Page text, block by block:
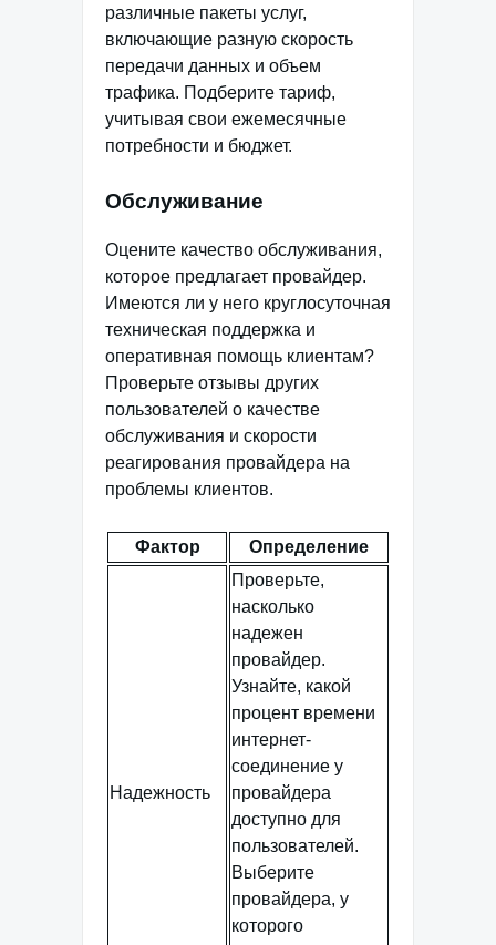
различные пакеты услуг,
включающие разную скорость
передачи данных и объем
трафика. Подберите тариф,
учитывая свои ежемесячные
потребности и бюджет.
Обслуживание
Оцените качество обслуживания,
которое предлагает провайдер.
Имеются ли у него круглосуточная
техническая поддержка и
оперативная помощь клиентам?
Проверьте отзывы других
пользователей о качестве
обслуживания и скорости
реагирования провайдера на
проблемы клиентов.
Фактор Определение
Надежность
Проверьте,
насколько
надежен
провайдер.
Узнайте, какой
процент времени
интернет-
соединение у
провайдера
доступно для
пользователей.
Выберите
провайдера, у
которого